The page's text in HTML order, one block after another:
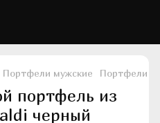
Портфели мужские Портфели
портфель из
черный